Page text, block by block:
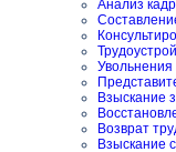
Анализ
Взыскание
Возврат
Взыскание